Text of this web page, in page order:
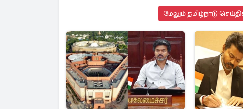
மேலும் தமிழ்நாடு